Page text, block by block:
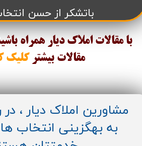
باتشکر از حسن
با مقالات املاک دیار همراه
مقالات بیشتر کلیک
مشاورین املاک دیار ،
به بهگزینی انتخاب